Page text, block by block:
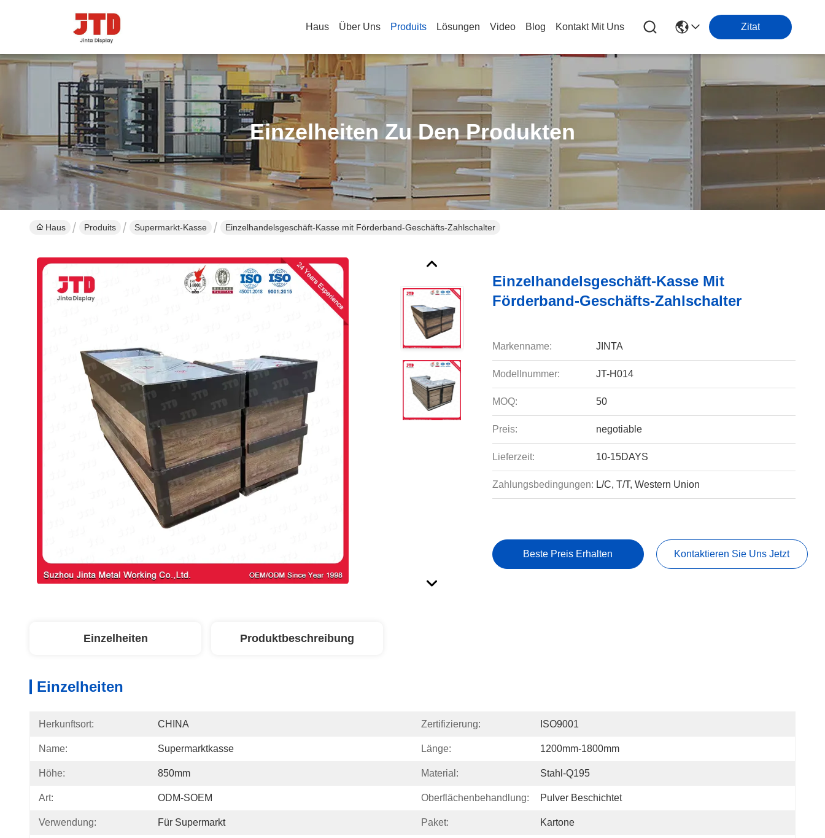
Haus Über Uns Produits Lösungen Video Blog Kontakt Mit Uns Zitat
Einzelheiten Zu Den Produkten
Haus Produits Supermarkt-Kasse Einzelhandelsgeschäft-Kasse mit Förderband-Geschäfts-Zahlschalter
Einzelhandelsgeschäft-Kasse Mit
Förderband-Geschäfts-Zahlschalter
Markenname: JINTA
Modellnummer: JT-H014
MOQ: 50
Preis: negotiable
Lieferzeit: 10-15DAYS
Zahlungsbedingungen: L/C, T/T, Western Union
Beste Preis Erhalten Kontaktieren Sie Uns Jetzt
Einzelheiten Produktbeschreibung
Einzelheiten
Herkunftsort: CHINA Zertifizierung: ISO9001
Name: Supermarktkasse Länge: 1200mm-1800mm
Höhe: 850mm Material: Stahl-Q195
Art: ODM-SOEM Oberflächenbehandlung: Pulver Beschichtet
Verwendung: Für Supermarkt Paket: Kartone